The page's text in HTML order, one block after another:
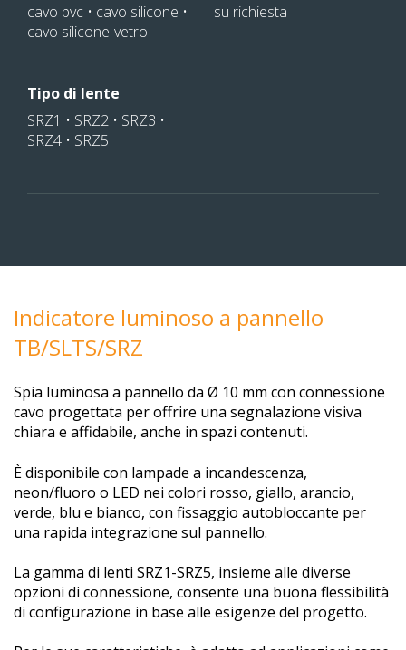
cavo pvc • cavo silicone •
cavo silicone-vetro
su richiesta
Tipo di lente
SRZ1 • SRZ2 • SRZ3 •
SRZ4 • SRZ5
Indicatore luminoso a pannello
TB/SLTS/SRZ
Spia luminosa a pannello da Ø 10 mm con connessione
cavo progettata per offrire una segnalazione visiva
chiara e affidabile, anche in spazi contenuti.
È disponibile con lampade a incandescenza,
neon/fluoro o LED nei colori rosso, giallo, arancio,
verde, blu e bianco, con fissaggio autobloccante per
una rapida integrazione sul pannello.
La gamma di lenti SRZ1-SRZ5, insieme alle diverse
opzioni di connessione, consente una buona flessibilità
di configurazione in base alle esigenze del progetto.